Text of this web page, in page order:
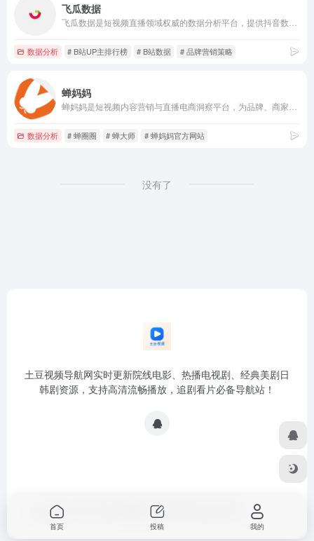
飞瓜数据
数据分析 # B站UP主排行榜 # B站数据 # 品牌营销策略
蝉妈妈
数据分析 # 蝉圈圈 # 蝉大师 # 蝉妈妈官方网站
没有了
土豆视频导航网实时更新院线电影、热播电视剧、经典美剧日
韩剧资源，支持高清流畅播放，追剧看片必备导航站！
Copyright © 2026 土豆视频导航网浙ICP备2024076937号
首页 投稿 我的